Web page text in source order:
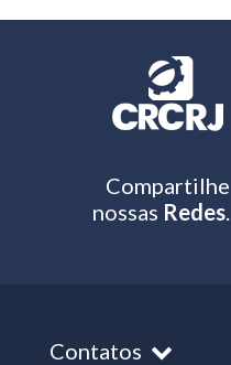
Compartilhe
nossas Redes.
Contatos